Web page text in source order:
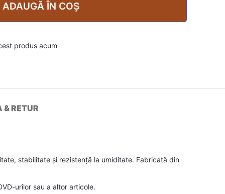
ADAUGĂ ÎN COȘ
produs acum
RETUR
stabilitate și rezistență la umiditate. Fabricată din
urilor sau a altor articole.